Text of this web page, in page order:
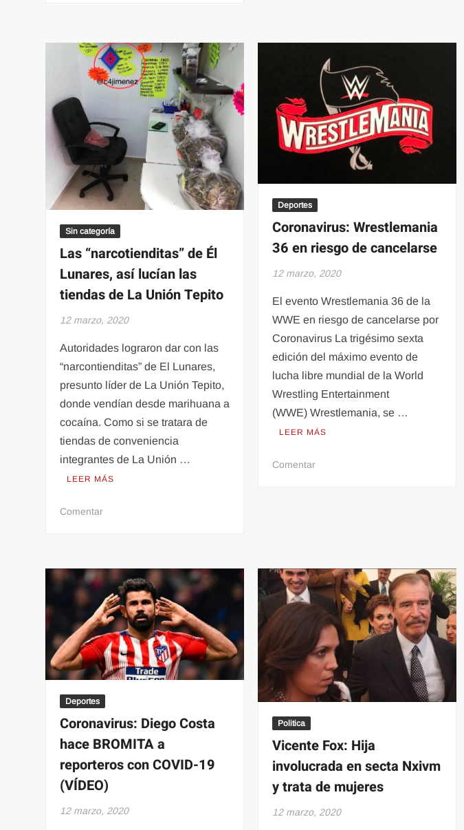
animales
de
lana
de
realista
y
una
sensación
(FOTOS)
contra
Quintana
Roo
Sin categoría
Las “narcotienditas” de Él
Lunares, así lucían las
tiendas de La Unión Tepito
12 marzo, 2020
Autoridades lograron dar con las
“narcontienditas” de El Lunares,
presunto líder de La Unión Tepito,
donde vendían desde marihuana a
cocaína. Como si se tratara de
tiendas de conveniencia
integrantes de La Unión …
LEER MÁS
Comentaren
Lunares,
así
lucían
las
tiendas
de
Tepito
Deportes
Coronavirus: Wrestlemania
36 en riesgo de cancelarse
12 marzo, 2020
El evento Wrestlemania 36 de la
WWE en riesgo de cancelarse por
Coronavirus La trigésimo sexta
edición del máximo evento de
lucha libre mundial de la World
Wrestling Entertainment
(WWE) Wrestlemania, se …
LEER MÁS
Comentaren
cancelarse
Deportes
Coronavirus: Diego Costa
hace BROMITA a
reporteros con COVID-19
(VÍDEO)
12 marzo, 2020
Politica
Vicente Fox: Hija
involucrada en secta Nxivm
y trata de mujeres
12 marzo, 2020